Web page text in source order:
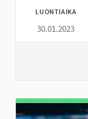
LUONTIAIKA
30.01.2023